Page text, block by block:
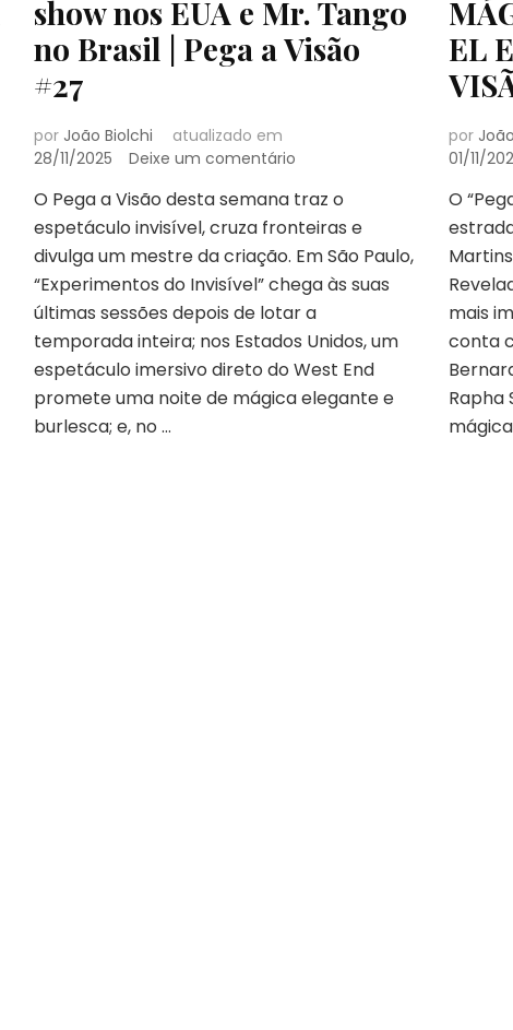
show nos EUA e Mr. Tango
no Brasil | Pega a Visão
#27
por João Biolchi
atualizado em
28/11/2025
Deixe um comentárioem
do
invisível,
show
EUA
e
Mr.
Tango
no
Brasil
O Pega a Visão desta semana traz o
espetáculo invisível, cruza fronteiras e
divulga um mestre da criação. Em São Paulo,
“Experimentos do Invisível” chega às suas
últimas sessões depois de lotar a
temporada inteira; nos Estados Unidos, um
espetáculo imersivo direto do West End
promete uma noite de mágica elegante e
burlesca; e, no …
EL
por
01/11/
O
mais
conta
Rapha